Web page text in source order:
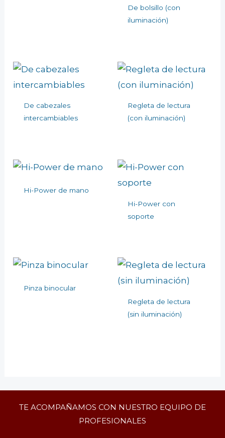
De bolsillo (con
iluminación)
De cabezales
intercambiables
Regleta de lectura
(con iluminación)
Hi-Power de mano
Hi-Power con
soporte
Pinza binocular
Regleta de lectura
(sin iluminación)
TE ACOMPAÑAMOS CON NUESTRO EQUIPO DE
PROFESIONALES